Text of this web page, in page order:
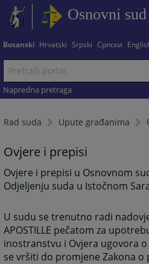
Osnovni
Bosanski Hrvatski Srpski Српски
Napredna pretraga
Rad suda Upute građanima
Ovjere i prepisi
Ovjere i prepisi u Osnovnom
Odjeljenju suda u Istočnom
U sudu se trenutno radi
APOSTILLE pečatom za
inostranstvu i Ovjera ugovora
se vršiti do promjene Zakona o